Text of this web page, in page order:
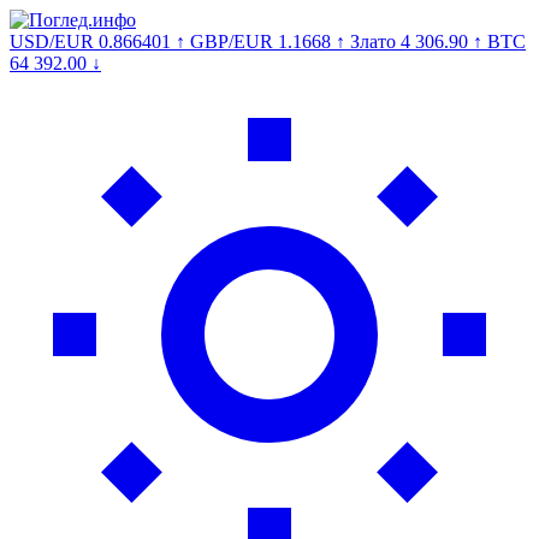
USD/EUR 0.866401 ↑ GBP/EUR 1.1668 ↑ Злато 4 306.90 ↑ BTC
64 392.00 ↓